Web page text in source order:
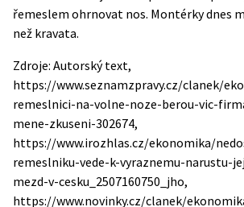
řemeslem ohrnovat nos. Montérky dnes
než kravata.
Zdroje: Autorský text,
https://www.seznamzpravy.cz/clanek/
remeslnici-na-volne-noze-berou-vic-
mene-zkuseni-302674,
https://www.irozhlas.cz/ekonomika/
remeslniku-vede-k-vyraznemu-narustu-
mezd-v-cesku_2507160750_jho,
https://www.novinky.cz/clanek/